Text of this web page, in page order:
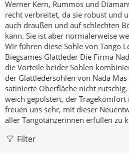
Werner Kern, Rummos und
recht verbreitet, da sie robust und
auch draußen und auf schlechten
kann. Sie ist aber normalerweise
Wir führen diese Sohle von Tango
Biegsames Glattleder Die Firma
die Vorteile beider Sohlen
der Glattledersohlen von Nada
satinierte Oberfläche nicht
weich gepolstert, der Tragekomfort
freuen uns sehr, mit dieser
aller Tangotänzerinnen erfüllen zu
Filter